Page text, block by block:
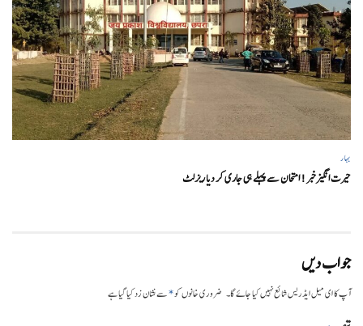
بہار
حیرت انگیزخبر ! امتحان سے پہلے ہی جاری کر دیا ریزلٹ
جواب دیں
آپ کا ای میل ایڈریس شائع نہیں کیا جائے گا۔ ضروری خانوں کو*سے نشان زد کیا گیا ہے